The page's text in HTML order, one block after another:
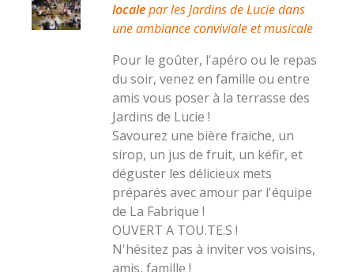
localepar les Jardins de Lucie dans
une ambiance conviviale et musicale
Pour le goûter, l'apéro ou le repas
du soir, venez en famille ou entre
amis vous poser à la terrasse des
Jardins de Lucie !
Savourez une bière fraiche, un
sirop, un jus de fruit, un kéfir, et
déguster les délicieux mets
préparés avec amour par l'équipe
de La Fabrique !
OUVERT A TOU.TE.S !
N'hésitez pas à inviter vos voisins,
amis, famille !